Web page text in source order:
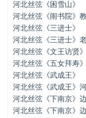
河北丝弦《武成王》
河北丝弦《下南京》边树
河北丝弦《下南京》边
河北丝弦《困雪山》
河北丝弦《闹书院》
河北丝弦《三进士》
河北丝弦《三进士》
河北丝弦《文王访贤
河北丝弦《五女拜寿
河北丝弦《武成王》
河北丝弦《武成王》
河北丝弦《下南京》
河北丝弦《下南京》